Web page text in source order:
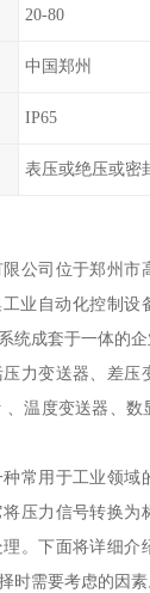
20-80
中国郑州
IP65
表压或绝压或密
公司位于郑州市
业自动化控制
统成套于一体的企
力变送器、差压
温度变送器、
常用于工业领域
压力信号转换为
。下面将详细介
时需要考虑的因素